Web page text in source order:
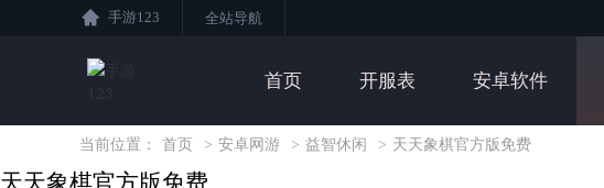
手游123 全站导航
首页 开服表 安卓软件
当前位置： 首页 > 安卓网游 > 益智休闲 > 天天象棋官方版免费
天天象棋官方版免费